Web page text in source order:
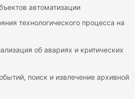
автоматизации
технологического процесса на
об авариях и критических
поиск и извлечение архивной